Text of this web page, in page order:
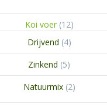
Koi voer 1212
Drijvend 44
producten
Zinkend 55
producten
Natuurmix 22